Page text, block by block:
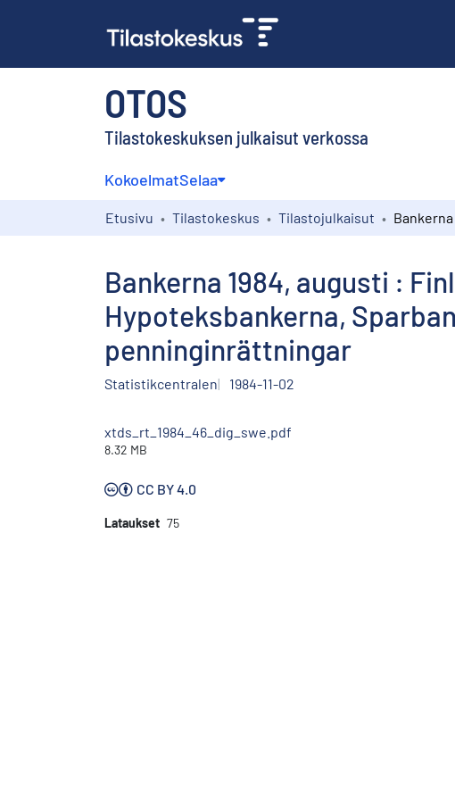
OTOS
Tilastokeskuksen julkaisut verkossa
KokoelmatSelaa
Etusivu Tilastokeskus Tilastojulkaisut
Bankerna 1984, augusti :
Hypoteksbankerna,
penninginrättningar
Statistikcentralen 1984-11-02
xtds_rt_1984_46_dig_swe.pdf
8.32 MB
CC BY 4.0
Lataukset 75